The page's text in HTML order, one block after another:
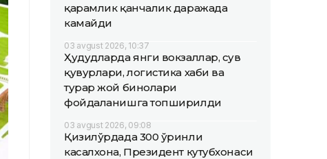
қарамлик қанчалик даражада
камайди
03 avgust 2026, 10:37
Ҳудудларда янги вокзаллар, сув
қувурлари, логистика хаби ва
турар жой бинолари
фойдаланишга топширилди
03 avgust 2026, 09:08
Қизилўрдада 300 ўринли
касалхона, Президент кутубхонаси